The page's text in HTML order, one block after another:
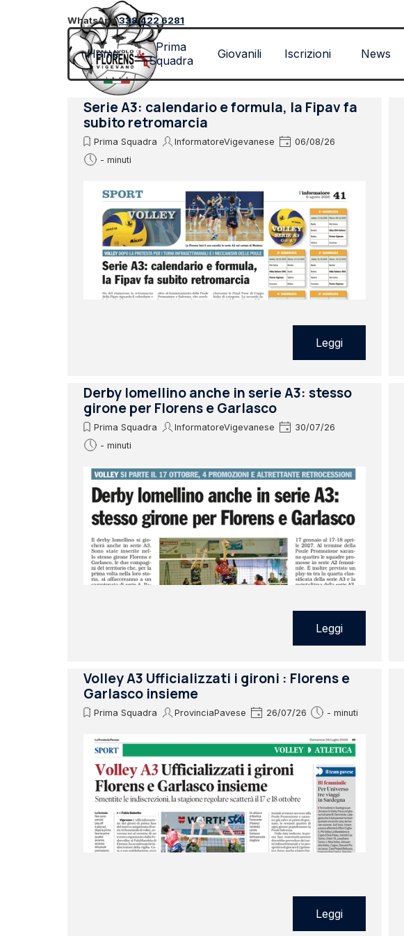
WhatsApp338.422 6281
Home
Prima
Squadra
Giovanili Iscrizioni News
Serie A3: calendario e formula, la Fipav fa
subito retromarcia
Prima Squadra InformatoreVigevanese
06/08/26
- minuti
Leggi
Derby lomellino anche in serie A3: stesso
girone per Florens e Garlasco
Prima Squadra InformatoreVigevanese
30/07/26
- minuti
Leggi
Volley A3 Ufficializzati i gironi : Florens e
Garlasco insieme
Prima Squadra ProvinciaPavese 26/07/26 - minuti
Leggi